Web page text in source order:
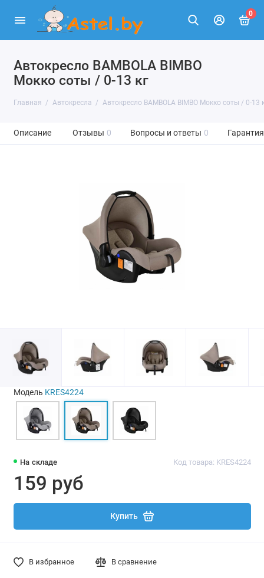
0
Автокресло BAMBOLA BIMBO
Мокко соты / 0-13 кг
Главная Автокресла Автокресло BAMBOLA BIMBO Мокко соты / 0-13
Описание Отзывы 0 Вопросы и ответы 0 Гарантия
На складе Код товара: KRES4224
159 руб
Купить
В избранное В сравнение
Модель KRES4224